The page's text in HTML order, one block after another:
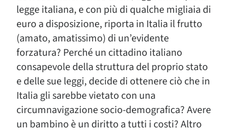
legge italiana, e con più di qualche migliaia di
euro a disposizione, riporta in Italia il frutto
(amato, amatissimo) di un’evidente
forzatura? Perché un cittadino italiano
consapevole della struttura del proprio stato
e delle sue leggi, decide di ottenere ciò che in
Italia gli sarebbe vietato con una
circumnavigazione socio-demografica? Avere
un bambino è un diritto a tutti i costi? Altro